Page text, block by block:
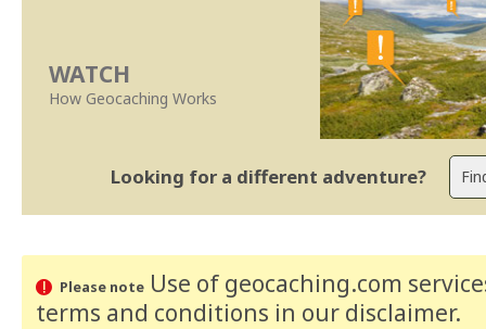
WATCH
How Geocaching Works
Looking for a different adventure?
Please noteUse of geocaching.com
terms and conditions in our disclaimer.